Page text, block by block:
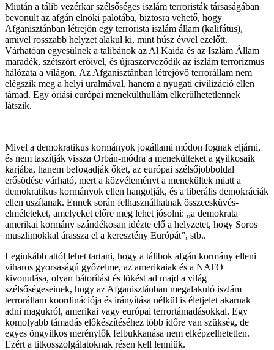
Miután a tálib vezérkar szélsőséges iszlám terroristák társaságában
bevonult az afgán elnöki palotába, biztosra vehető, hogy
Afganisztánban létrejön egy terrorista iszlám állam (kalifátus),
amivel rosszabb helyzet alakul ki, mint húsz évvel ezelőtt.
Várhatóan egyesülnek a talibánok az Al Kaida és az Iszlám Állam
maradék, szétszórt erőivel, és újraszerveződik az iszlám terrorizmus
hálózata a világon. Az Afganisztánban létrejövő terrorállam nem
elégszik meg a helyi uralmával, hanem a nyugati civilizáció ellen
támad. Egy óriási európai menekülthullám elkerülhetetlennek
látszik.
Mivel a demokratikus kormányok jogállami módon fognak eljárni,
és nem taszítják vissza Orbán-módra a menekülteket a gyilkosaik
karjába, hanem befogadják őket, az európai szélsőjobboldal
erősödése várható, mert a közvéleményt a menekültek miatt a
demokratikus kormányok ellen hangolják, és a liberális demokráciák
ellen uszítanak. Ennek során felhasználhatnak összeesküvés-
elméleteket, amelyeket előre meg lehet jósolni: „a demokrata
amerikai kormány szándékosan idézte elő a helyzetet, hogy Soros
muszlimokkal árassza el a keresztény Európát”, stb..
Leginkább attól lehet tartani, hogy a tálibok afgán kormány elleni
viharos gyorsaságú győzelme, az amerikaiak és a NATO
kivonulása, olyan bátorítást és lökést ad majd a világ
szélsőségeseinek, hogy az Afganisztánban megalakuló iszlám
terrorállam koordinációja és irányítása nélkül is életjelet akarnak
adni magukról, amerikai vagy európai terrortámadásokkal. Egy
komolyabb támadás előkészítéséhez több időre van szükség, de
egyes öngyilkos merénylők felbukkanása nem elképzelhetetlen.
Ezért a titkosszolgálatoknak résen kell lenniük.